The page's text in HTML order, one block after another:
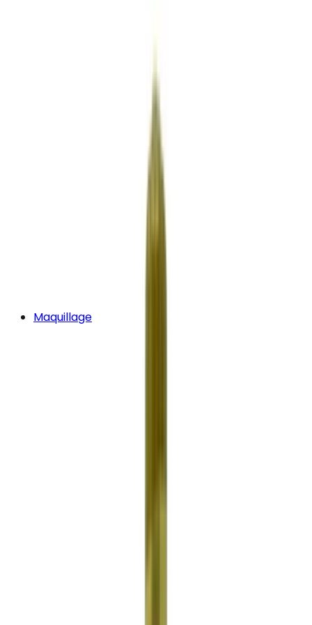
Maquillage